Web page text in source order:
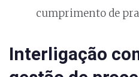
cumprimento de
Interligação